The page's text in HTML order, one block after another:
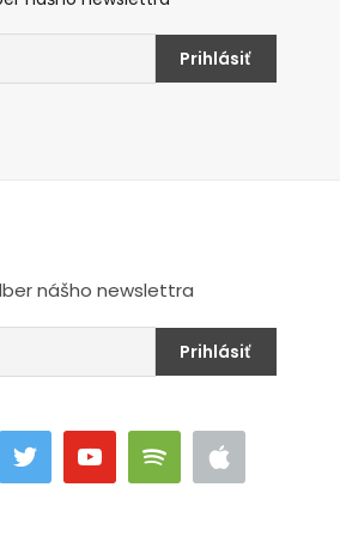
nášho newslettra